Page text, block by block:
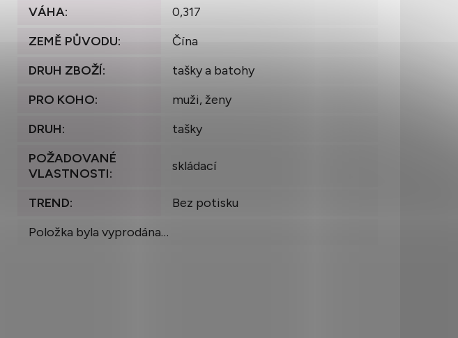
VÁHA:
0,317
ZEMĚ PŮVODU:
Čína
DRUH ZBOŽÍ:
tašky a batohy
PRO KOHO:
muži, ženy
DRUH:
tašky
POŽADOVANÉ
VLASTNOSTI: skládací
TREND:
Bez potisku
Položka byla vyprodána…